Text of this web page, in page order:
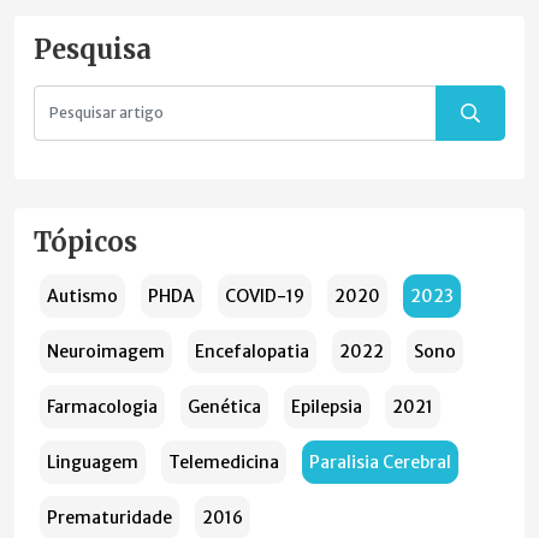
Pesquisa
Tópicos
Autismo PHDA COVID-19 2020 2023
Neuroimagem Encefalopatia 2022 Sono
Farmacologia Genética Epilepsia 2021
Linguagem Telemedicina Paralisia Cerebral
Prematuridade 2016